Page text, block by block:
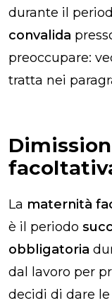
durante il
convalida
preoccupare:
tratta nei
La maternità
è il periodo
obbligatoria
dal lavoro per
decidi di dare le